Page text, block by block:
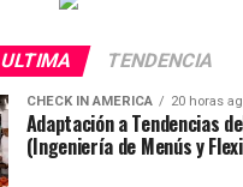
ULTIMA TENDENCIA
CHECK IN AMERICA 20 horas
Adaptación a Tendencias
(Ingeniería de Menús y